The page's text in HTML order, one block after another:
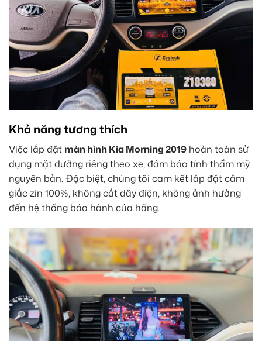
Khả năng tương thích
Việc lắp đặt màn hình Kia Morning 2019 hoàn toàn sử
dụng mặt dưỡng riêng theo xe, đảm bảo tính thẩm mỹ
nguyên bản. Đặc biệt, chúng tôi cam kết lắp đặt cắm
giắc zin 100%, không cắt dây điện, không ảnh hưởng
đến hệ thống bảo hành của hãng.